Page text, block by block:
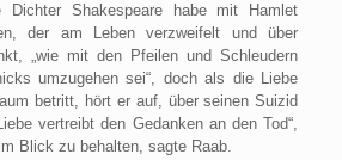
Dichter Shakespeare habe mit Hamlet
der am Leben verzweifelt und über
„wie mit den Pfeilen und Schleudern
umzugehen sei“, doch als die Liebe
betritt, hört er auf, über seinen Suizid
vertreibt den Gedanken an den Tod“,
Blick zu behalten, sagte Raab.